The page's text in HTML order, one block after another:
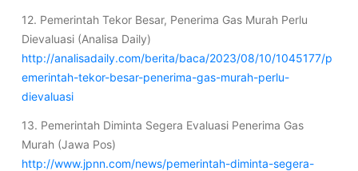
12. Pemerintah Tekor Besar, Penerima Gas Murah Perlu
Dievaluasi (Analisa Daily)
http://analisadaily.com/berita/baca/2023/08/10/1045177/p
emerintah-tekor-besar-penerima-gas-murah-perlu-
dievaluasi
13. Pemerintah Diminta Segera Evaluasi Penerima Gas
Murah (Jawa Pos)
http://www.jpnn.com/news/pemerintah-diminta-segera-